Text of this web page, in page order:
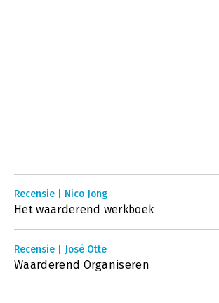
Recensie | Nico Jong
Het waarderend werkboek
Recensie | José Otte
Waarderend Organiseren